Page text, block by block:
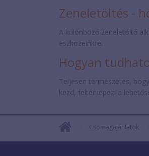
Zeneletöltés -
A különböző zeneletöltő
eszközeinkre.
Hogyan
Teljesen természetes,
kezd, feltérképezi a
Csomagajánlatok